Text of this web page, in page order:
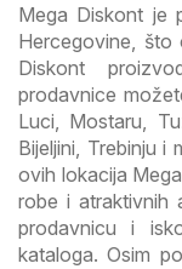
Mega Diskont je
Hercegovine, što
Diskont
prodavnice
Luci, Mostaru,
Bijeljini, Trebinju i
ovih lokacija
robe i atraktivnih
prodavnicu i
kataloga. Osim